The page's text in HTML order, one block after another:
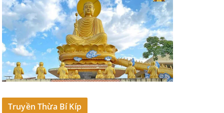
Truyền Thừa Bí Kíp